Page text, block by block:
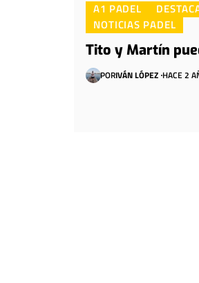
A1 PADEL
NOTICIAS PADEL
Tito y Martín
PORIVÁN LÓPEZ HACE 2